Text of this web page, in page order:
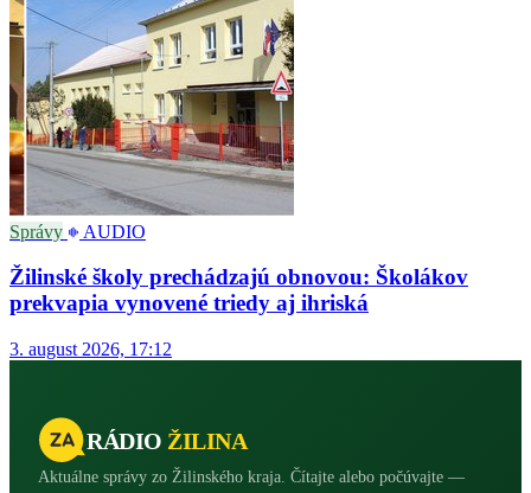
Správy AUDIO
Žilinské školy prechádzajú obnovou: Školákov
prekvapia vynovené triedy aj ihriská
3. august 2026, 17:12
RÁDIO ŽILINA
Aktuálne správy zo Žilinského kraja. Čítajte alebo počúvajte —